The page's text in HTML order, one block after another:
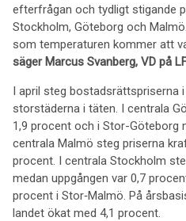
efterfrågan och tydligt stigande
Stockholm, Göteborg och
som temperaturen kommer att
säger Marcus Svanberg, VD på
I april steg bostadsrättspriserna
storstäderna i täten. I centrala
1,9 procent och i Stor-Göteborg
centrala Malmö steg priserna
procent. I centrala Stockholm
medan uppgången var 0,7
procent i Stor‑Malmö. På
landet ökat med 4,1 procent.